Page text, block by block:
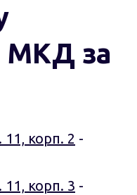
МКД за
11, корп. 2
11, корп. 3